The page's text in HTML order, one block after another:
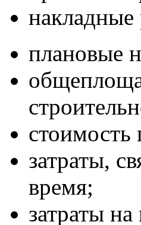
накладные
плановые
стоимость
затраты,
время;
затраты